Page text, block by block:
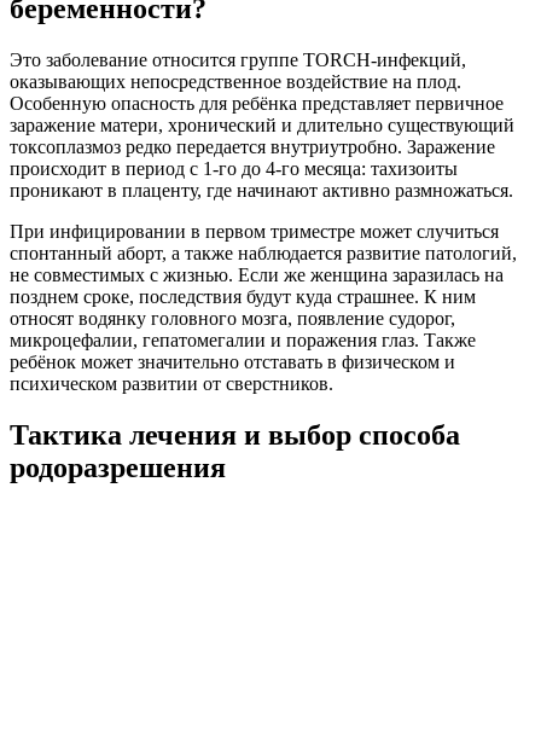
беременности?
Это заболевание относится группе TORCH-инфекций,
оказывающих непосредственное воздействие на плод.
Особенную опасность для ребёнка представляет первичное
заражение матери, хронический и длительно существующий
токсоплазмоз редко передается внутриутробно. Заражение
происходит в период с 1-го до 4-го месяца: тахизоиты
проникают в плаценту, где начинают активно размножаться.
При инфицировании в первом триместре может случиться
спонтанный аборт, а также наблюдается развитие патологий,
не совместимых с жизнью. Если же женщина заразилась на
позднем сроке, последствия будут куда страшнее. К ним
относят водянку головного мозга, появление судорог,
микроцефалии, гепатомегалии и поражения глаз. Также
ребёнок может значительно отставать в физическом и
психическом развитии от сверстников.
Тактика лечения и выбор способа
родоразрешения